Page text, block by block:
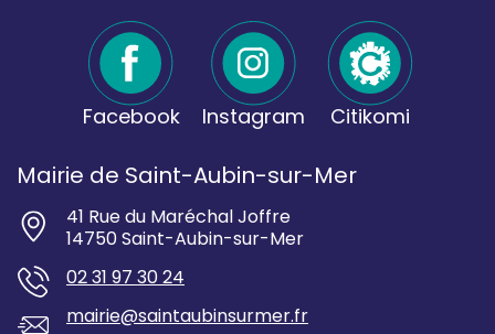
Facebook Instagram Citikomi
Mairie de Saint-Aubin-sur-Mer
41 Rue du Maréchal Joffre
14750 Saint-Aubin-sur-Mer
02 31 97 30 24
mairie@saintaubinsurmer.fr